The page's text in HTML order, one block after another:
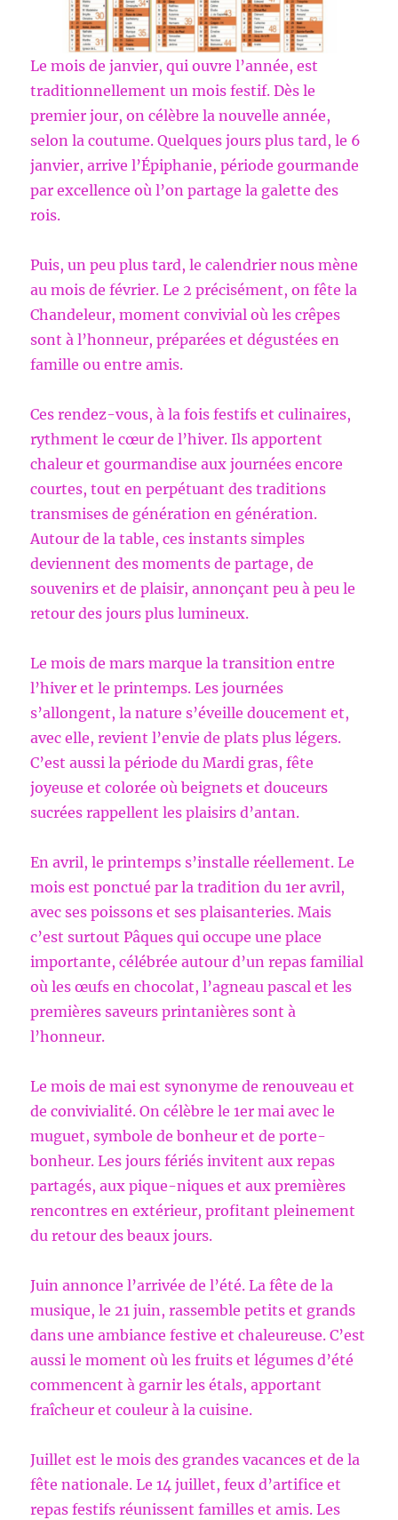
Le mois de janvier, qui ouvre l’année, est
traditionnellement un mois festif. Dès le
premier jour, on célèbre la nouvelle année,
selon la coutume. Quelques jours plus tard, le 6
janvier, arrive l’Épiphanie, période gourmande
par excellence où l’on partage la galette des
rois.
Puis, un peu plus tard, le calendrier nous mène
au mois de février. Le 2 précisément, on fête la
Chandeleur, moment convivial où les crêpes
sont à l’honneur, préparées et dégustées en
famille ou entre amis.
Ces rendez-vous, à la fois festifs et culinaires,
rythment le cœur de l’hiver. Ils apportent
chaleur et gourmandise aux journées encore
courtes, tout en perpétuant des traditions
transmises de génération en génération.
Autour de la table, ces instants simples
deviennent des moments de partage, de
souvenirs et de plaisir, annonçant peu à peu le
retour des jours plus lumineux.
Le mois de mars marque la transition entre
l’hiver et le printemps. Les journées
s’allongent, la nature s’éveille doucement et,
avec elle, revient l’envie de plats plus légers.
C’est aussi la période du Mardi gras, fête
joyeuse et colorée où beignets et douceurs
sucrées rappellent les plaisirs d’antan.
En avril, le printemps s’installe réellement. Le
mois est ponctué par la tradition du 1er avril,
avec ses poissons et ses plaisanteries. Mais
c’est surtout Pâques qui occupe une place
importante, célébrée autour d’un repas familial
où les œufs en chocolat, l’agneau pascal et les
premières saveurs printanières sont à
l’honneur.
Le mois de mai est synonyme de renouveau et
de convivialité. On célèbre le 1er mai avec le
muguet, symbole de bonheur et de porte-
bonheur. Les jours fériés invitent aux repas
partagés, aux pique-niques et aux premières
rencontres en extérieur, profitant pleinement
du retour des beaux jours.
Juin annonce l’arrivée de l’été. La fête de la
musique, le 21 juin, rassemble petits et grands
dans une ambiance festive et chaleureuse. C’est
aussi le moment où les fruits et légumes d’été
commencent à garnir les étals, apportant
fraîcheur et couleur à la cuisine.
Juillet est le mois des grandes vacances et de la
fête nationale. Le 14 juillet, feux d’artifice et
repas festifs réunissent familles et amis. Les